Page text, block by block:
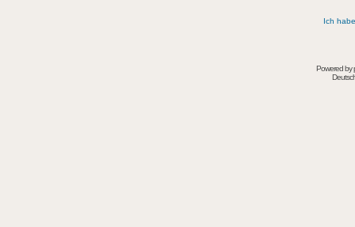
Ich
Powered by